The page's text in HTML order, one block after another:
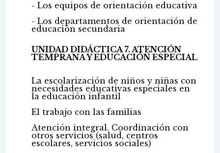
- Los equipos de orientación educativa
- Los departamentos de orientación de
educación secundaria
UNIDAD DIDÁCTICA 7. ATENCIÓN
TEMPRANA Y EDUCACIÓN ESPECIAL
La escolarización de niños y niñas con
necesidades educativas especiales en
la educación infantil
El trabajo con las familias
Atención integral. Coordinación con
otros servicios (salud, centros
escolares, servicios sociales)